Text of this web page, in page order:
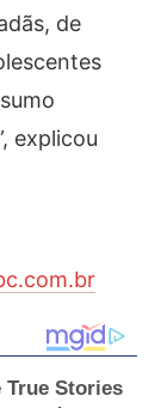
de
explicou